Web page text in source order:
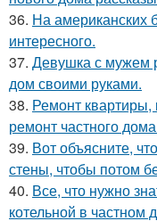
36. На американских
интересного.
37. Девушка с мужем
дом своими руками.
38. Ремонт
ремонт частного
39. Вот объясните,
стены, чтобы потом
40. Все, что нужно
котельной в частном